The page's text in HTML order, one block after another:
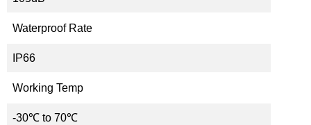
Waterproof Rate
IP66
Working Temp
-30℃ to 70℃